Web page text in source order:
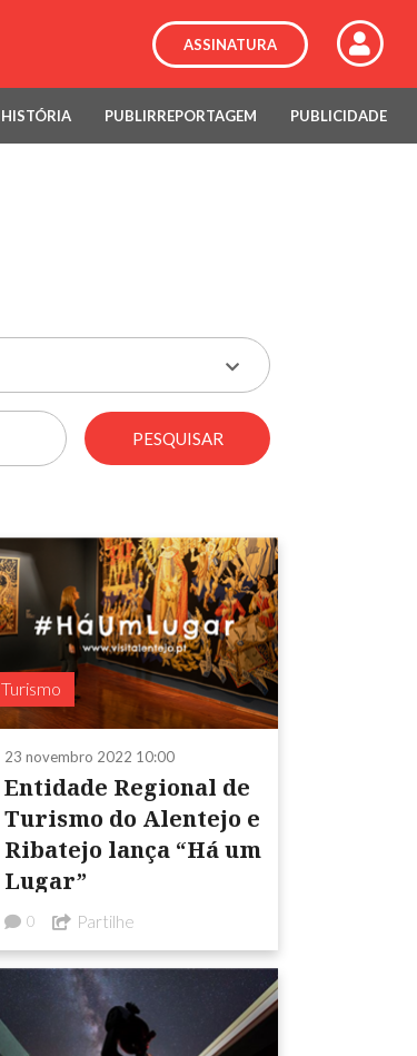
ASSINATURA
HISTÓRIA PUBLIRREPORTAGEM PUBLICIDADE
PESQUISAR
Turismo
23 novembro 2022 10:00
Entidade Regional de
Turismo do Alentejo e
Ribatejo lança “Há um
Lugar”
0 Partilhe